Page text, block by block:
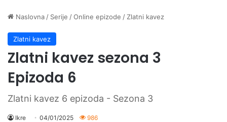
Naslovna / Serije /Online epizode / Zlatni kavez
Zlatni kavez
Zlatni kavez sezona 3
Epizoda 6
Zlatni kavez 6 epizoda - Sezona 3
Ikre 04/01/2025 986